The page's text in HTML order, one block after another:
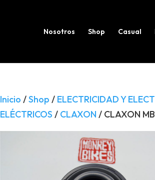
Nosotros Shop Casual
Inicio /Shop / ELECTRICIDAD Y
ELÉCTRICOS / CLAXON / CLAXON